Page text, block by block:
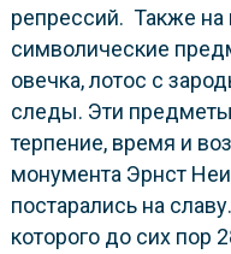
репрессий. Также на
символические
овечка, лотос с
следы. Эти
терпение, время и
монумента Эрнст
постарались на
которого до сих пор